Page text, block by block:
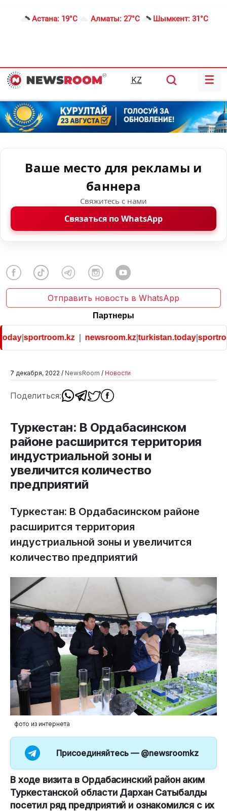
Астана: 19°C Алматы: 27°C Шымкент: 31°C
KZ ☰
Ваше место для рекламы и
баннера
Свяжитесь с нами
Связаться по WhatsApp
Отправить новость в WhatsApp
Партнеры
|sportroom.kz|newsroom.kz|turkistan.today|
7 декабря, 2022 / NewsRoom / Новости
Поделиться:
Туркестан: В Ордабасинском
районе расширится территория
индустриальной зоны и
увеличится количество
предприятий
Туркестан: В Ордабасинском районе
расширится территория
индустриальной зоны и увеличится
количество предприятий
фото из интернета
Присоединяйтесь — @newsroomkz
В ходе визита в Ордабасинский район аким
Туркестанской области Дархан Сатыбалды
посетил ряд предприятий и ознакомился с их